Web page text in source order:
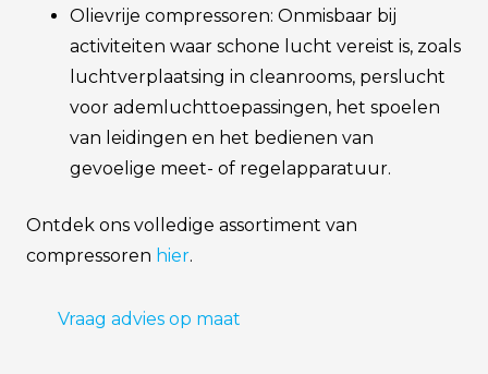
Olievrije compressoren: Onmisbaar bij
activiteiten waar schone lucht vereist is, zoals
luchtverplaatsing in cleanrooms, perslucht
voor ademluchttoepassingen, het spoelen
van leidingen en het bedienen van
gevoelige meet- of regelapparatuur.
Ontdek ons volledige assortiment van
compressoren hier.
Vraag advies op maat